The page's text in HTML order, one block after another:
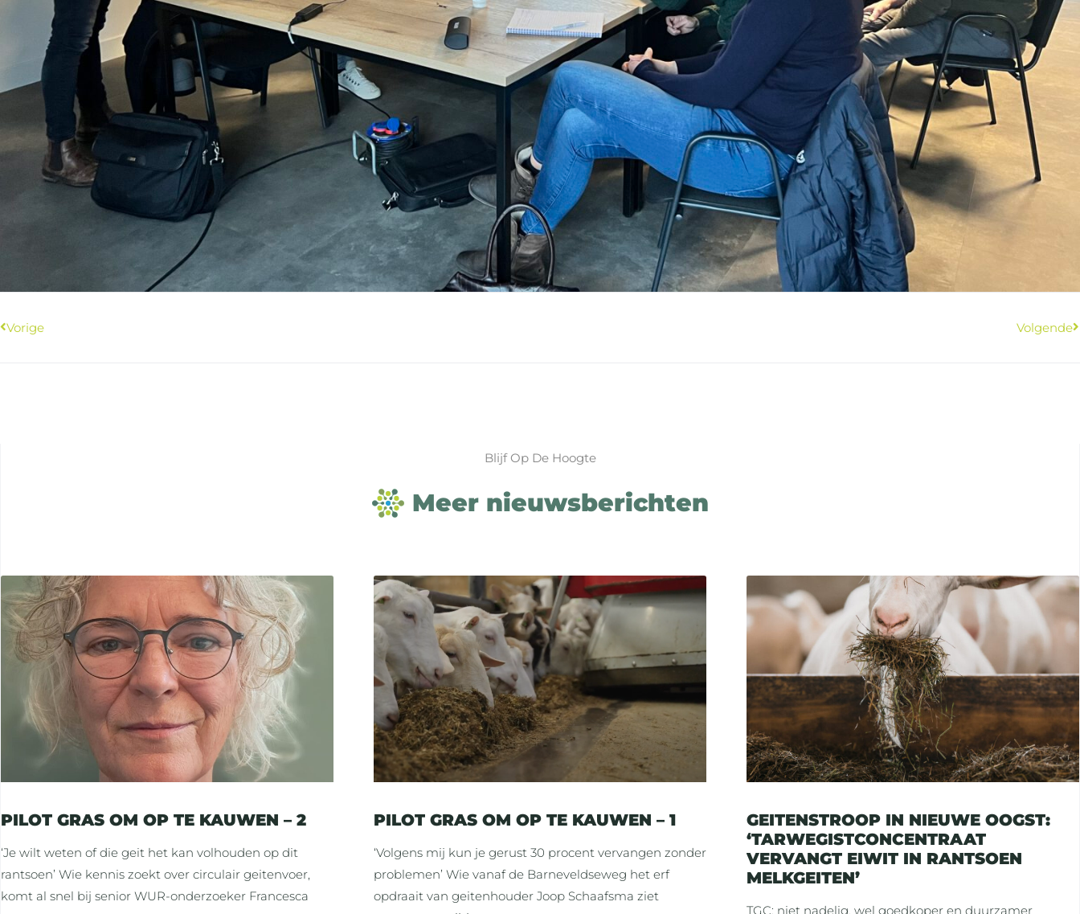
Vorige Volgende
Blijf Op De Hoogte
Meer nieuwsberichten
PILOT GRAS OM OP TE KAUWEN – 2
‘Je wilt weten of die geit het kan volhouden op dit
rantsoen’ Wie kennis zoekt over circulair geitenvoer,
komt al snel bij senior WUR-onderzoeker Francesca
PILOT GRAS OM OP TE KAUWEN – 1
‘Volgens mij kun je gerust 30 procent vervangen zonder
problemen’ Wie vanaf de Barneveldseweg het erf
opdraait van geitenhouder Joop Schaafsma ziet
GEITENSTROOP IN NIEUWE OOGST:
‘TARWEGISTCONCENTRAAT
VERVANGT EIWIT IN RANTSOEN
MELKGEITEN’
TGC: niet nadelig, wel goedkoper en duurzamer